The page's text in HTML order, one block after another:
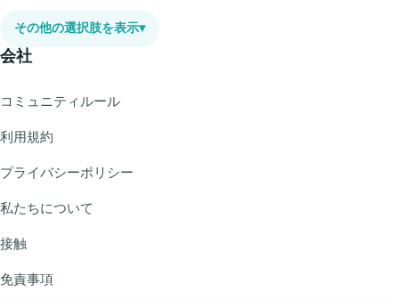
その他の選択肢を表示▾
会社
コミュニティルール
利用規約
プライバシーポリシー
私たちについて
接触
免責事項